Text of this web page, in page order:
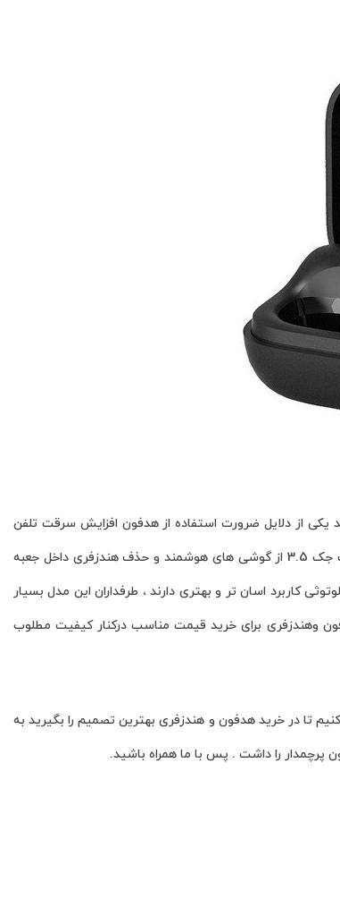
یکی از دلایل ضرورت استفاده از هدفون افزایش سرقت تلفن
همراه ، کابری آسان به هنگام ورزش ،رانندگی و…. میباشد. همچنین اقدام بسیاری از تولیدکنندگان تلفن همراه به حذف جک 3.5 از گوشی های هوشمند و حذف هندزفری داخل جعبه
کاربرد اسان تر و بهتری دارند ، طرفداران این مدل بسیار
وهندزفری برای خرید قیمت مناسب درکنار کیفیت مطلوب
معرفی کنیم تا در خرید هدفون و هندزفری بهترین تصمیم را بگیرید به
پرچمدار را داشت . پس با ما همراه باشید.